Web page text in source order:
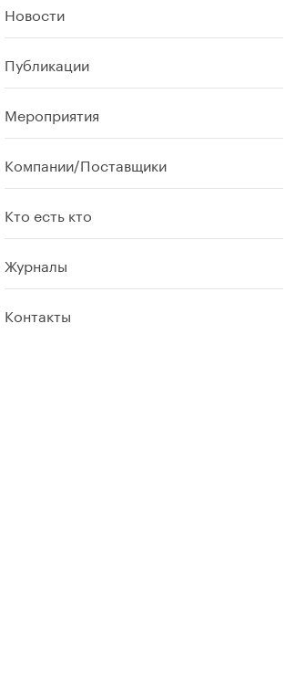
Новости
Публикации
Мероприятия
Компании/Поставщики
Кто есть кто
Журналы
Контакты